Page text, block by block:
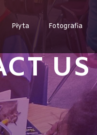
Płyta Fotografia
US